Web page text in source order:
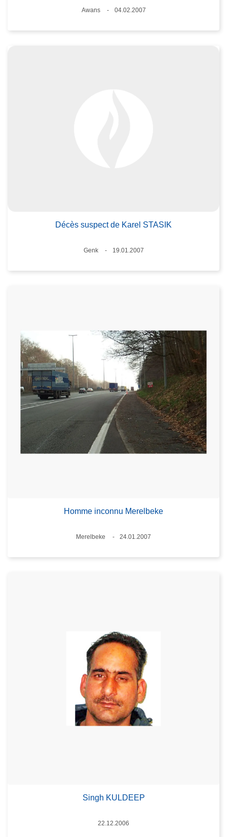
Standort
Awans
04.02.2007
Décès suspect de Karel STASIK
Standort
Genk
19.01.2007
Homme inconnu Merelbeke
Standort
Merelbeke
24.01.2007
Singh KULDEEP
Datum
22.12.2006